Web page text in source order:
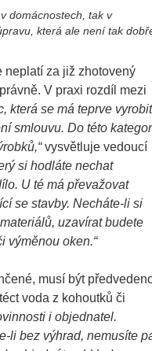
domácnostech, tak v
která ale není tak
neplatí za již zhotovený
V praxi rozdíl mezi
která se má teprve
smlouvu. Do této
vysvětluje vedoucí
si hodláte nechat
U té má převažovat
se stavby. Necháte-li si
uzavírat budete
výměnou oken.“
musí být
voda z kohoutků či
i objednatel.
li bez výhrad, nemusíte